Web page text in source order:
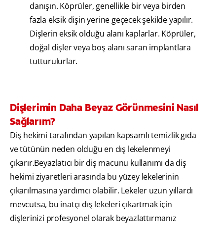
danışın. Köprüler, genellikle bir veya birden
fazla eksik dişin yerine geçecek şekilde yapılır.
Dişlerin eksik olduğu alanı kaplarlar. Köprüler,
doğal dişler veya boş alanı saran implantlara
tutturulurlar.
Dişlerimin Daha Beyaz Görünmesini Nasıl
Sağlarım?
Diş hekimi tarafından yapılan kapsamlı temizlik gıda
ve tütünün neden olduğu en dış lekelenmeyi
çıkarır.Beyazlatıcı bir diş macunu kullanımı da diş
hekimi ziyaretleri arasında bu yüzey lekelerinin
çıkarılmasına yardımcı olabilir. Lekeler uzun yıllardı
mevcutsa, bu inatçı dış lekeleri çıkartmak için
dişlerinizi profesyonel olarak beyazlattırmanız